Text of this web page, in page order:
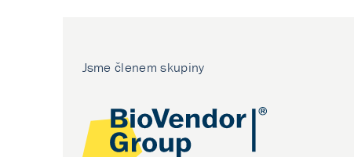
Jsme členem skupiny